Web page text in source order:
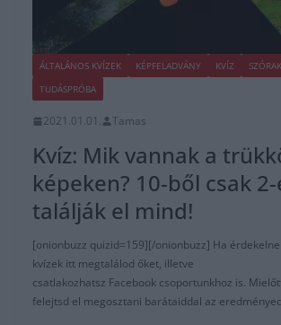
ÁLTALÁNOS KVÍZEK KÉPFELADVÁNY KVÍZ
TUDÁSPRÓBA
2021.01.01. Tamas
Kvíz: Mik vannak a
képeken? 10-ből csak
találják el mind!
[onionbuzz quizid=159][/onionbuzz] Ha
kvízek itt megtalálod őket, illetve
csatlakozhatsz Facebook csoportunkhoz is.
felejtsd el megosztani barátaiddal az